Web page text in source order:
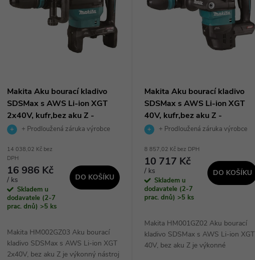
Makita Aku bourací kladivo
SDSMax s AWS Li-ion XGT
2x40V, kufr,bez aku Z -
HM002GZ03
+ Prodloužená záruka výrobce
14 038,02 Kč bez
DPH
16 986 Kč
/ ks
Skladem u
dodavatele (2-7
prac. dnů) >5 ks
DO KOŠÍKU
Makita HM002GZ03 Aku bourací
kladivo SDSMax s AWS Li-ion XGT
2x40V, bez aku Z je výkonný nástroj
Makita Aku bourací kladivo
SDSMax s AWS Li-ion XGT
40V, kufr,bez aku Z -
HM001GZ02
+ Prodloužená záruka výrobce
8 857,02 Kč bez DPH
10 717 Kč
/ ks
Skladem u
dodavatele (2-7
prac. dnů)>5 ks
DO KOŠÍKU
Makita HM001GZ02 Aku bourací
kladivo SDSMax s AWS Li-ion XGT
40V, bez aku Z je výkonné